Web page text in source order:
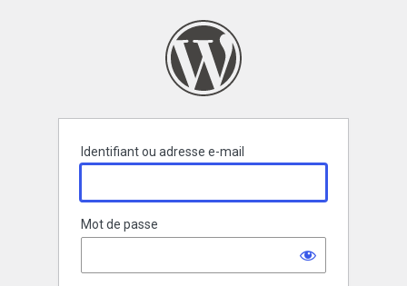
Identifiant ou adresse e-mail
Mot de passe